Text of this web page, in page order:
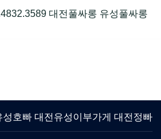
대전풀싸롱 유성풀싸롱
호빠 대전유성이부가게 대전정빠